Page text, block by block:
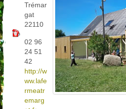
Trémar
gat
22110
02 96
24 51
42
http://w
ww.lafe
rmeatr
emarg